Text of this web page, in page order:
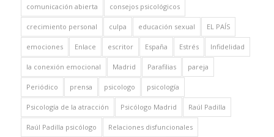
comunicación abierta consejos psicológicos
crecimiento personal culpa educación sexual EL PAÍS
emociones Enlace escritor España Estrés Infidelidad
la conexión emocional Madrid Parafilias pareja
Periódico prensa psicologo psicología
Psicología de la atracción Psicólogo Madrid Raúl Padilla
Raúl Padilla psicólogo Relaciones disfuncionales